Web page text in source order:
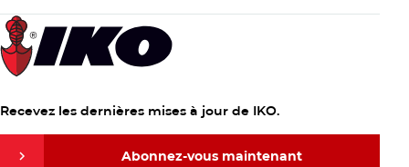
Recevez les dernières mises à jour de IKO.
Abonnez-vous maintenant